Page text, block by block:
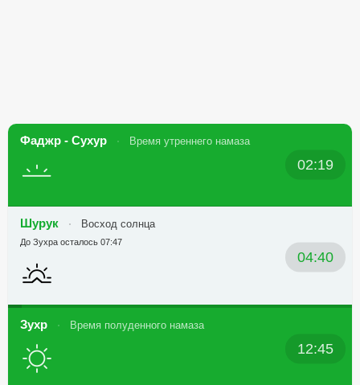
Фаджр - Сухур Время утреннего намаза
02:19
Шурук Восход солнца
04:40
До Зухра осталось 07:47
Зухр Время полуденного намаза
12:45